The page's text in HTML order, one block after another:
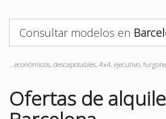
Consultar modelos en
...económicos, descapotables, 4x4, ejecutivo,
Ofertas de